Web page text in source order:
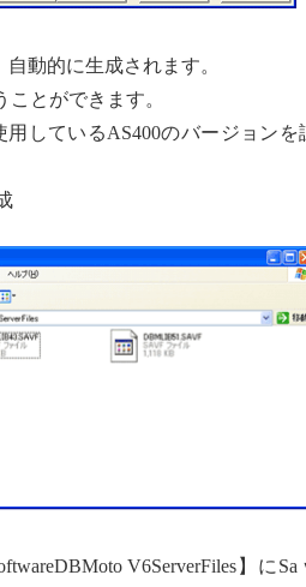
自動的に生成されます。
とができます。
用しているAS400のバージョンを
V6ServerFiles】にSa